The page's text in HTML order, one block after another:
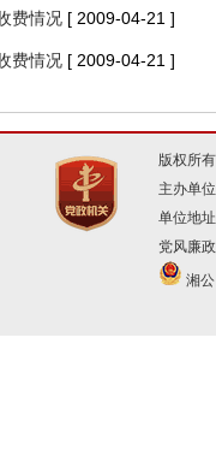
费情况 [ 2009-04-21 ]
费情况 [ 2009-04-21 ]
版权所
主办单
单位地
党风廉
湘